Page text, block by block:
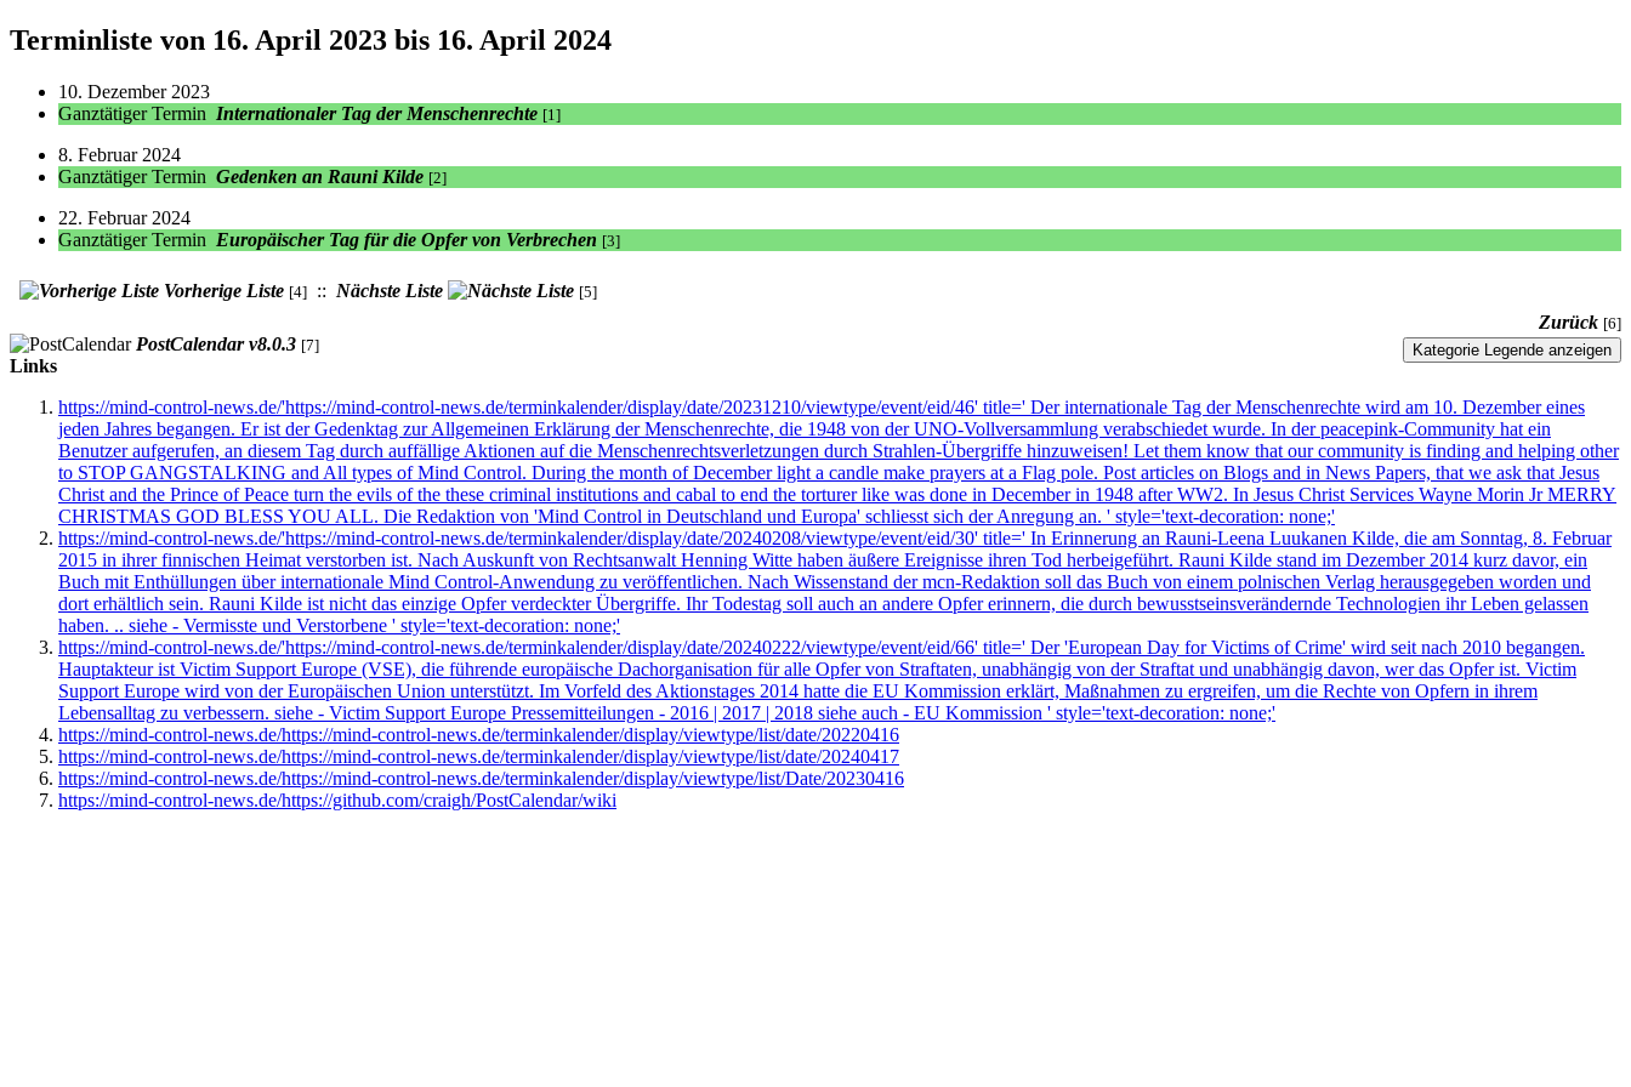
Terminliste von 16. April 2023 bis 16. April 2024
10. Dezember 2023
Ganztätiger Termin Internationaler Tag der Menschenrechte [1]
8. Februar 2024
Ganztätiger Termin Gedenken an Rauni Kilde [2]
22. Februar 2024
Ganztätiger Termin Europäischer Tag für die Opfer von Verbrechen [3]
Vorherige Liste [4] :: Nächste Liste [5]
Zurück [6]
Kategorie Legende anzeigen
PostCalendar v8.0.3 [7]
Links
https://mind-control-news.de/'https://mind-control-news.de/terminkalender/display/date/20231210/viewtype/event/eid/46' title=' Der internationale Tag der Menschenrechte wird am 10. Dezember eines
jeden Jahres begangen. Er ist der Gedenktag zur Allgemeinen Erklärung der Menschenrechte, die 1948 von der UNO-Vollversammlung verabschiedet wurde. In der peacepink-Community hat ein
Benutzer aufgerufen, an diesem Tag durch auffällige Aktionen auf die Menschenrechtsverletzungen durch Strahlen-Übergriffe hinzuweisen! Let them know that our community is finding and helping other
to STOP GANGSTALKING and All types of Mind Control. During the month of December light a candle make prayers at a Flag pole. Post articles on Blogs and in News Papers, that we ask that Jesus
Christ and the Prince of Peace turn the evils of the these criminal institutions and cabal to end the torturer like was done in December in 1948 after WW2. In Jesus Christ Services Wayne Morin Jr MERRY
CHRISTMAS GOD BLESS YOU ALL. Die Redaktion von 'Mind Control in Deutschland und Europa' schliesst sich der Anregung an. ' style='text-decoration: none;'
https://mind-control-news.de/'https://mind-control-news.de/terminkalender/display/date/20240208/viewtype/event/eid/30' title=' In Erinnerung an Rauni-Leena Luukanen Kilde, die am Sonntag, 8. Februar
2015 in ihrer finnischen Heimat verstorben ist. Nach Auskunft von Rechtsanwalt Henning Witte haben äußere Ereignisse ihren Tod herbeigeführt. Rauni Kilde stand im Dezember 2014 kurz davor, ein
Buch mit Enthüllungen über internationale Mind Control-Anwendung zu veröffentlichen. Nach Wissenstand der mcn-Redaktion soll das Buch von einem polnischen Verlag herausgegeben worden und
dort erhältlich sein. Rauni Kilde ist nicht das einzige Opfer verdeckter Übergriffe. Ihr Todestag soll auch an andere Opfer erinnern, die durch bewusstseinsverändernde Technologien ihr Leben gelassen
haben. .. siehe - Vermisste und Verstorbene ' style='text-decoration: none;'
https://mind-control-news.de/'https://mind-control-news.de/terminkalender/display/date/20240222/viewtype/event/eid/66' title=' Der 'European Day for Victims of Crime' wird seit nach 2010 begangen.
Hauptakteur ist Victim Support Europe (VSE), die führende europäische Dachorganisation für alle Opfer von Straftaten, unabhängig von der Straftat und unabhängig davon, wer das Opfer ist. Victim
Support Europe wird von der Europäischen Union unterstützt. Im Vorfeld des Aktionstages 2014 hatte die EU Kommission erklärt, Maßnahmen zu ergreifen, um die Rechte von Opfern in ihrem
Lebensalltag zu verbessern. siehe - Victim Support Europe Pressemitteilungen - 2016 | 2017 | 2018 siehe auch - EU Kommission ' style='text-decoration: none;'
https://mind-control-news.de/https://mind-control-news.de/terminkalender/display/viewtype/list/date/20220416
https://mind-control-news.de/https://mind-control-news.de/terminkalender/display/viewtype/list/date/20240417
https://mind-control-news.de/https://mind-control-news.de/terminkalender/display/viewtype/list/Date/20230416
https://mind-control-news.de/https://github.com/craigh/PostCalendar/wiki